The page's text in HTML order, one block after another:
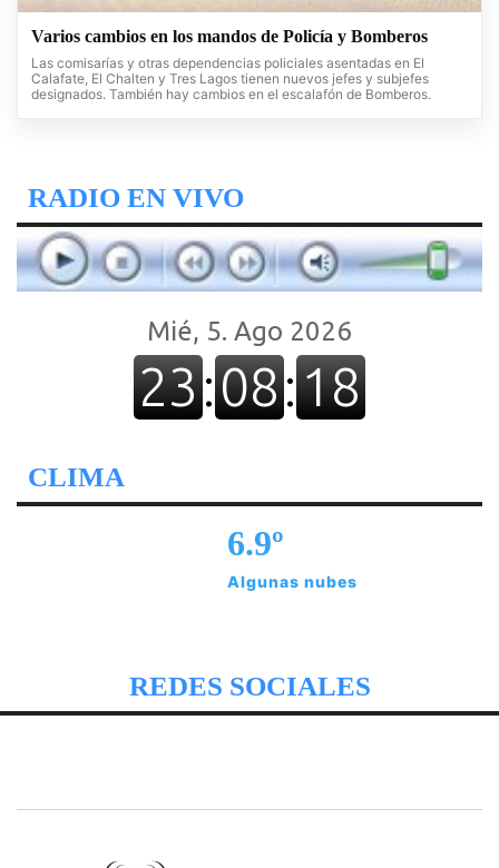
Varios cambios en los mandos de Policía y Bomberos
Las comisarías y otras dependencias policiales asentadas en El
Calafate, El Chalten y Tres Lagos tienen nuevos jefes y subjefes
designados. También hay cambios en el escalafón de Bomberos.
RADIO EN VIVO
CLIMA
6.9º
Algunas nubes
REDES SOCIALES